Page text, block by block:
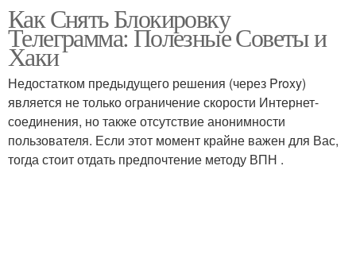
Как Снять Блокировку
Телеграмма: Полезные Советы и
Хаки
Недостатком предыдущего решения (через Proxy)
является не только ограничение скорости Интернет-
соединения, но также отсутствие анонимности
пользователя. Если этот момент крайне важен для Вас,
тогда стоит отдать предпочтение методу ВПН .